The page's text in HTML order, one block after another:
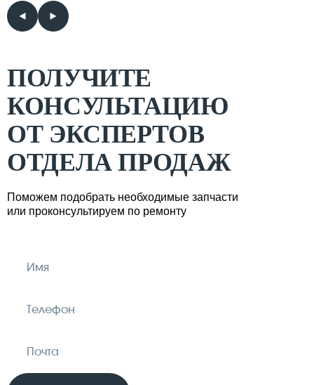
ПОЛУЧИТЕ
КОНСУЛЬТАЦИЮ
ОТ ЭКСПЕРТОВ
ОТДЕЛА ПРОДАЖ
Поможем подобрать необходимые запчасти
или проконсультируем по ремонту